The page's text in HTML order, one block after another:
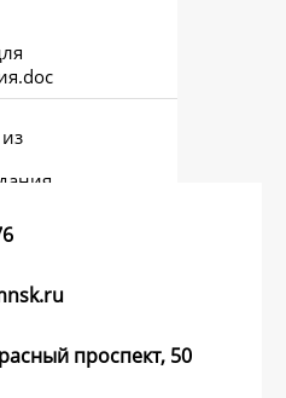
проспект, 50